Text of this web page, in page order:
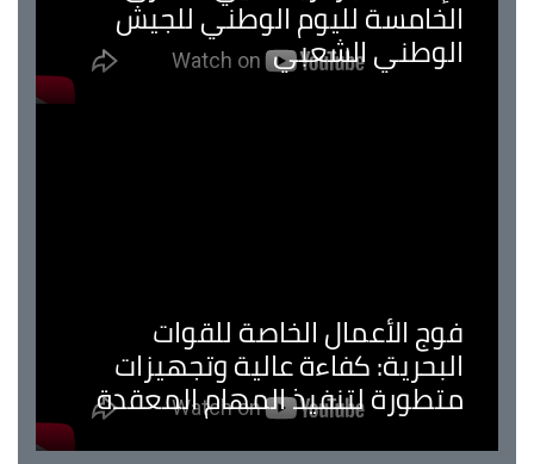
الخامسة لليوم الوطني للجيش
الوطني الشعبي
فوج الأعمال الخاصة للقوات
البحرية: كفاءة عالية وتجهيزات
متطورة لتنفيذ المهام المعقدة